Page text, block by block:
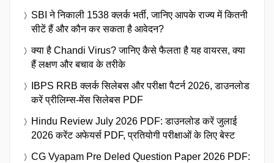
SBI ने निकाली 1538 क्लर्क भर्ती, जानिए आपके राज्य में कितनी
सीटें हैं और कौन कर सकता है आवेदन?
क्या है Chandi Virus? जानिए कैसे फैलता है यह वायरस, क्या
हैं लक्षण और बचाव के तरीके
IBPS RRB क्लर्क सिलेबस और परीक्षा पैटर्न 2026, डाउनलोड
करें प्रीलिम्स-मेंस सिलेबस PDF
Hindu Review July 2026 PDF: डाउनलोड करें जुलाई
2026 करेंट अफेयर्स PDF, प्रतियोगी परीक्षाओं के लिए बेस्ट
CG Vyapam Pre Deled Question Paper 2026 PDF: